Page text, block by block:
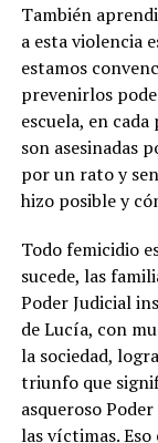
También
a esta violencia
estamos
prevenirlos
escuela, en
son asesinadas
por un rato y
hizo posible y
Todo femicidio
sucede, las
Poder Judicial
de Lucía, con
la sociedad,
triunfo que
asqueroso
las víctimas.